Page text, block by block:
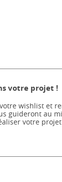
votre projet !
wishlist et
guideront au
votre projet